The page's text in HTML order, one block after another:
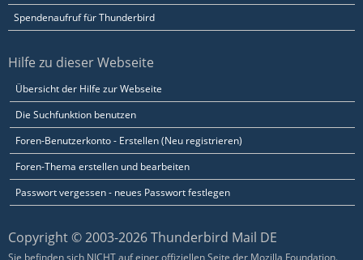
Spendenaufruf für Thunderbird
Hilfe zu dieser Webseite
Übersicht der Hilfe zur Webseite
Die Suchfunktion benutzen
Foren-Benutzerkonto - Erstellen (Neu registrieren)
Foren-Thema erstellen und bearbeiten
Passwort vergessen - neues Passwort festlegen
Copyright © 2003-2026 Thunderbird Mail DE